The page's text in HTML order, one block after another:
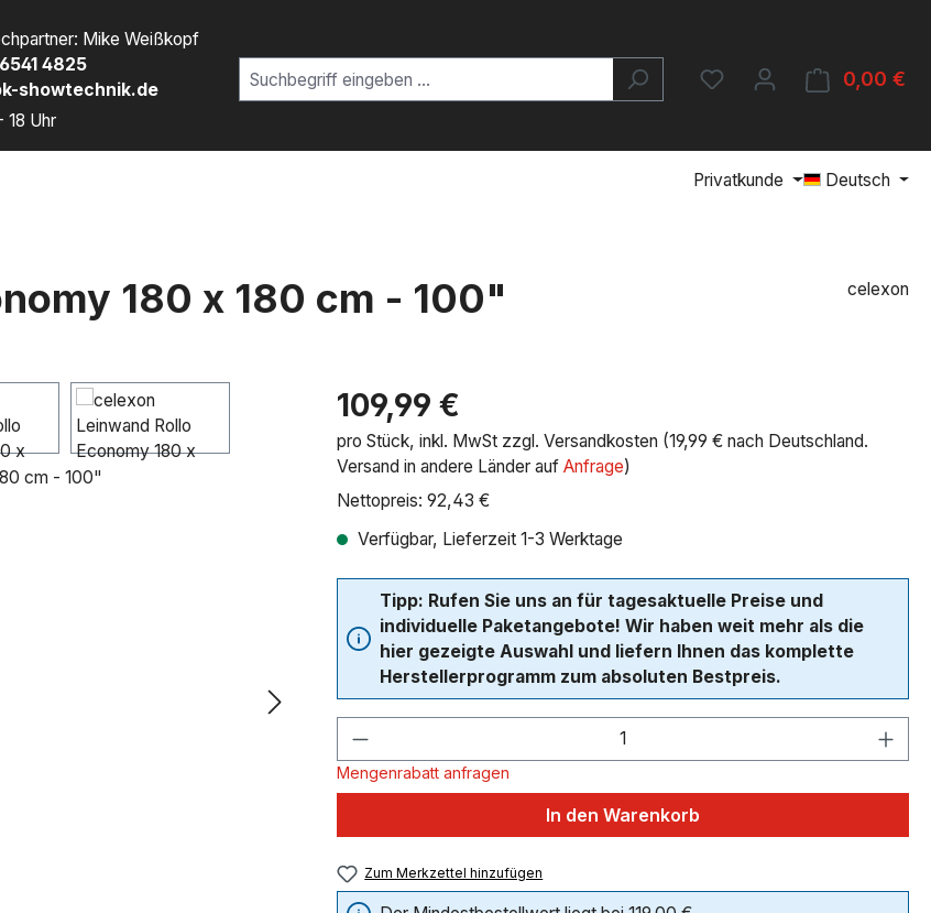
Mike Weißkopf
4825
showtechnik.de
18 Uhr
Du hast 0 Produkte auf
0,00 €
Privatkunde Deutsch
180 x 180 cm - 100" celexon
Regulärer Preis:
109,99 €
pro Stück, inkl. MwSt zzgl. Versandkosten (19,99 € nach Deutschland.
Versand in andere Länder auf Anfrage)
Nettopreis: 92,43 €
Verfügbar, Lieferzeit 1-3 Werktage
Tipp: Rufen Sie uns an für tagesaktuelle Preise und
individuelle Paketangebote! Wir haben weit mehr als die
hier gezeigte Auswahl und liefern Ihnen das komplette
Herstellerprogramm zum absoluten Bestpreis.
Produkt Anzahl: Gib den gewünschten Wert
Mengenrabatt anfragen
In den Warenkorb
Zum Merkzettel hinzufügen